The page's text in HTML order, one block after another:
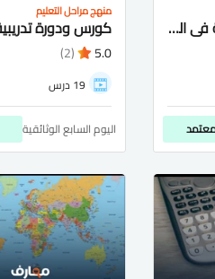
كورس ودورة تدريبية فى اللغة العربية للمرحلة الثانوية
منهج مراحل التعليم
5.0
(2)
19 درس
اليوم السابع الوثائقية